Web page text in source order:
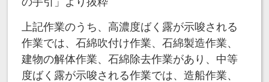
上記作業のうち、高濃度ばく露が示唆される
作業では、石綿吹付け作業、石綿製造作業、
建物の解体作業、石綿除去作業があり、中等
度ばく露が示唆される作業では、造船作業、